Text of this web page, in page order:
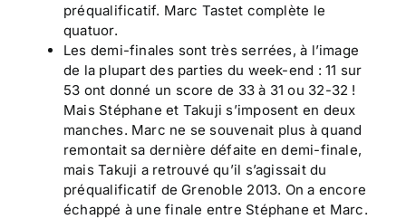
préqualificatif. Marc Tastet complète le
quatuor.
Les demi-finales sont très serrées, à l’image
de la plupart des parties du week-end : 11 sur
53 ont donné un score de 33 à 31 ou 32-32 !
Mais Stéphane et Takuji s’imposent en deux
manches. Marc ne se souvenait plus à quand
remontait sa dernière défaite en demi-finale,
mais Takuji a retrouvé qu’il s’agissait du
préqualificatif de Grenoble 2013. On a encore
échappé à une finale entre Stéphane et Marc.